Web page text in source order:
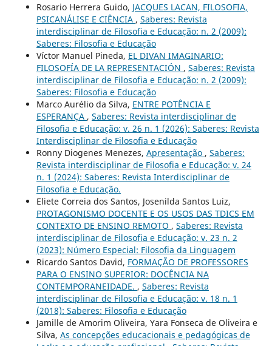
Rosario Herrera Guido, JACQUES LACAN, FILOSOFIA,
PSICANÁLISE E CIÊNCIA , Saberes: Revista
interdisciplinar de Filosofia e Educação: n. 2 (2009):
Saberes: Filosofia e Educação
Ví­ctor Manuel Pineda, EL DIVAN IMAGINARIO:
FILOSOFÍA DE LA REPRESENTACIÓN , Saberes: Revista
interdisciplinar de Filosofia e Educação: n. 2 (2009):
Saberes: Filosofia e Educação
Marco Aurélio da Silva, ENTRE POTÊNCIA E
ESPERANÇA , Saberes: Revista interdisciplinar de
Filosofia e Educação: v. 26 n. 1 (2026): Saberes: Revista
Interdisciplinar de Filosofia e Educação
Ronny Diogenes Menezes, Apresentação , Saberes:
Revista interdisciplinar de Filosofia e Educação: v. 24
n. 1 (2024): Saberes: Revista Interdisciplinar de
Filosofia e Educação.
Eliete Correia dos Santos, Josenilda Santos Luiz,
PROTAGONISMO DOCENTE E OS USOS DAS TDICS EM
CONTEXTO DE ENSINO REMOTO , Saberes: Revista
interdisciplinar de Filosofia e Educação: v. 23 n. 2
(2023): Número Especial: Filosofia da Linguagem
Ricardo Santos David, FORMAÇÃO DE PROFESSORES
PARA O ENSINO SUPERIOR: DOCÊNCIA NA
CONTEMPORANEIDADE. , Saberes: Revista
interdisciplinar de Filosofia e Educação: v. 18 n. 1
(2018): Saberes: Filosofia e Educação
Jamille de Amorim Oliveira, Yara Fonseca de Oliveira e
Silva, As concepções educacionais e pedagógicas de